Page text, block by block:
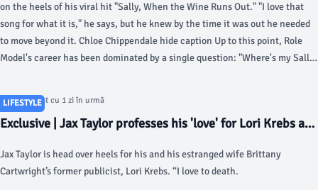
on the heels of his viral hit "Sally, When the Wine Runs Out." "I love that
song for what it is," he says, but he knew by the time it was out he needed
to move beyond it. Chloe Chippendale hide caption Up to this point, Role
Model's career has been dominated by a single question: "Where's my Sally
words before bringing out a special guest to sing (or really, chant) the
bridge with him.
LIFESTYLE
Articol postat cu 1 zi în urmă
Exclusive | Jax Taylor professes his 'love' for Lori Krebs as
Jax Taylor is head over heels for his and his estranged wife Brittany
Cartwright’s former publicist, Lori Krebs. “I love to death.